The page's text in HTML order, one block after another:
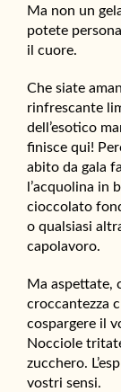
Ma non un
potete
il cuore.
Che siate
rinfrescante
dell’esotico
finisce qui!
abito da gala
l’acquolina in
cioccolato
o qualsiasi
capolavoro.
Ma aspettate,
croccantezza
cospargere il
Nocciole
zucchero.
vostri sensi.